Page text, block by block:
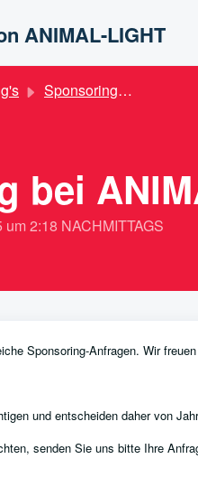
ANIMAL-LIGHT
Sponsorings "ANIMAL-LIGHT"
bei
2:18 NACHMITTAGS
Sponsoring-Anfragen. Wir
und entscheiden daher von
senden Sie uns bitte Ihre